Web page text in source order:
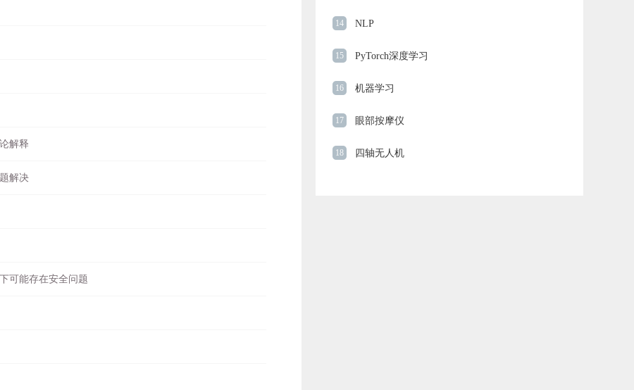
解释
解决
可能存在安全问题
14 NLP
15 PyTorch深度学习
16 机器学习
17 眼部按摩仪
18 四轴无人机